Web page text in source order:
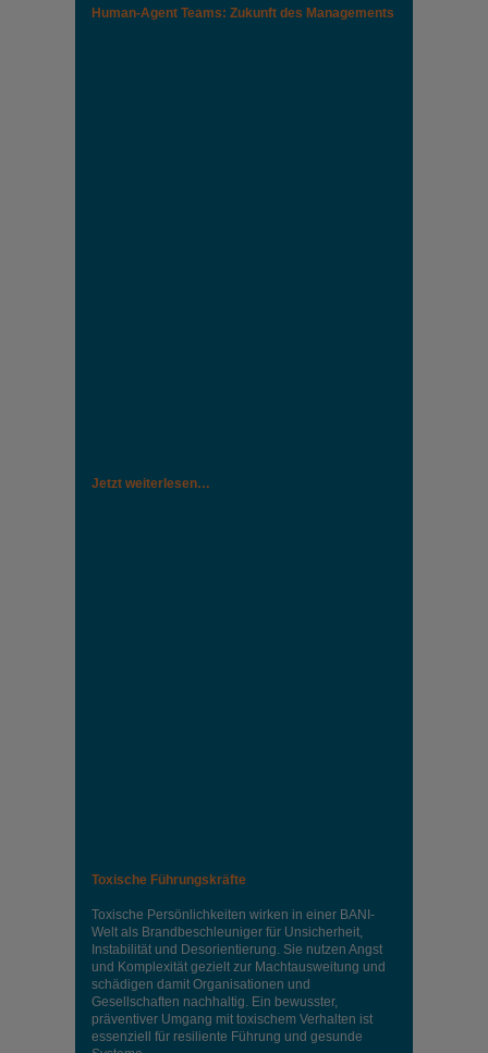
Human-Agent Teams: Zukunft des Managements
Jetzt weiterlesen…
Toxische Führungskräfte
Toxische Persönlichkeiten wirken in einer BANI-
Welt als Brandbeschleuniger für Unsicherheit,
Instabilität und Desorientierung. Sie nutzen Angst
und Komplexität gezielt zur Machtausweitung und
schädigen damit Organisationen und
Gesellschaften nachhaltig. Ein bewusster,
präventiver Umgang mit toxischem Verhalten ist
essenziell für resiliente Führung und gesunde